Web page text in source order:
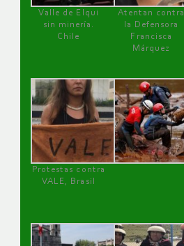
Valle de Elqui
sin minería.
Chile
Atentan contra
la Defensora
Francisca
Márquez
Protestas contra
VALE, Brasil